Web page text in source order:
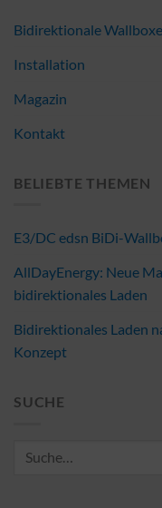
Bidirektionale
Installation
Magazin
Kontakt
BELIEBTE THEMEN
E3/DC edsn BiDi-
AllDayEnergy: Neue
bidirektionales Laden
Bidirektionales Laden
Konzept
SUCHE